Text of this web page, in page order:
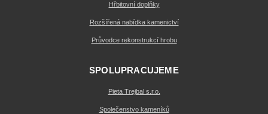
Hřbitovní doplňky
Rozšířená nabídka kamenictví
Průvodce rekonstrukcí hrobu
SPOLUPRACUJEME
Pieta Trejbal s.r.o.
Společenstvo kameníků